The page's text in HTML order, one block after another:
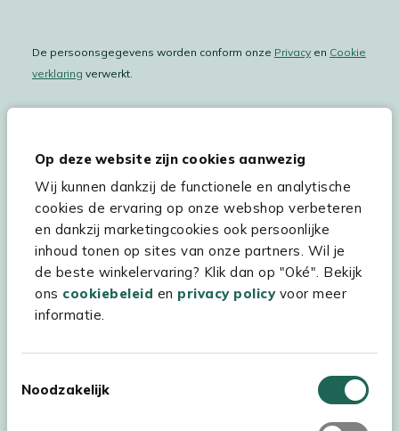
Op deze website zijn cookies aanwezig
Wij kunnen dankzij de functionele en analytische
cookies de ervaring op onze webshop verbeteren
en dankzij marketingcookies ook persoonlijke
inhoud tonen op sites van onze partners. Wil je
de beste winkelervaring? Klik dan op "Oké". Bekijk
ons cookiebeleid en privacy policyvoor meer
informatie.
Noodzakelijk
De persoonsgegevens worden conform onze Privacy en Cookie
verklaring verwerkt.
Hulp & service
Assortiment
Kees Smit Tuinmeubelen
Experience Stores XXL